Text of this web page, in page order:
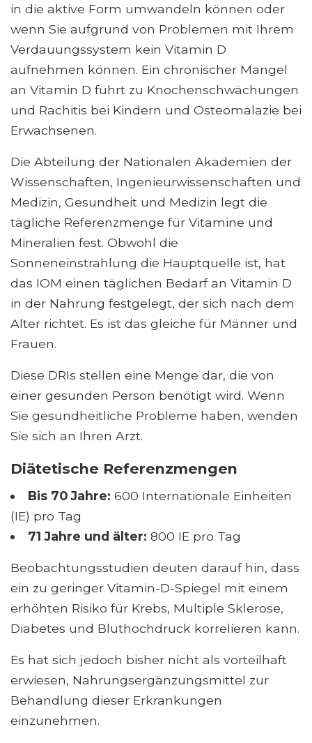
in die aktive Form umwandeln können oder
wenn Sie aufgrund von Problemen mit Ihrem
Verdauungssystem kein Vitamin D
aufnehmen können. Ein chronischer Mangel
an Vitamin D führt zu Knochenschwächungen
und Rachitis bei Kindern und Osteomalazie bei
Erwachsenen.
Die Abteilung der Nationalen Akademien der
Wissenschaften, Ingenieurwissenschaften und
Medizin, Gesundheit und Medizin legt die
tägliche Referenzmenge für Vitamine und
Mineralien fest. Obwohl die
Sonneneinstrahlung die Hauptquelle ist, hat
das IOM einen täglichen Bedarf an Vitamin D
in der Nahrung festgelegt, der sich nach dem
Alter richtet. Es ist das gleiche für Männer und
Frauen.
Diese DRIs stellen eine Menge dar, die von
einer gesunden Person benötigt wird. Wenn
Sie gesundheitliche Probleme haben, wenden
Sie sich an Ihren Arzt.
Diätetische Referenzmengen
Bis 70 Jahre: 600 Internationale Einheiten
(IE) pro Tag
71 Jahre und älter: 800 IE pro Tag
Beobachtungsstudien deuten darauf hin, dass
ein zu geringer Vitamin-D-Spiegel mit einem
erhöhten Risiko für Krebs, Multiple Sklerose,
Diabetes und Bluthochdruck korrelieren kann.
Es hat sich jedoch bisher nicht als vorteilhaft
erwiesen, Nahrungsergänzungsmittel zur
Behandlung dieser Erkrankungen
einzunehmen.